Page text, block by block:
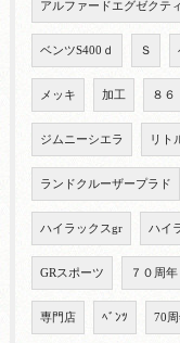
アルファードエグゼクテ
ベンツS400ｄ Ｓ
メッキ 加工 ８６
ジムニーシエラ リト
ランドクルーザープラド
ハイラックスgr ハイ
GRスポーツ ７０周年
専門店 ﾍﾞﾝﾂ 70